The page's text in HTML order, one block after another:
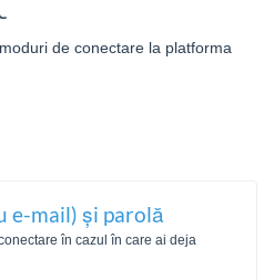
de conectare la platforma
e-mail) și parolă
în cazul în care ai deja